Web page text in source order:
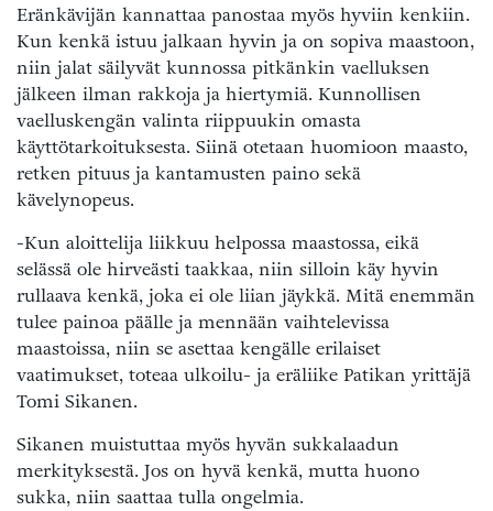
Eränkävijän kannattaa panostaa myös hyviin kenkiin.
Kun kenkä istuu jalkaan hyvin ja on sopiva maastoon,
niin jalat säilyvät kunnossa pitkänkin vaelluksen
jälkeen ilman rakkoja ja hiertymiä. Kunnollisen
vaelluskengän valinta riippuukin omasta
käyttötarkoituksesta. Siinä otetaan huomioon maasto,
retken pituus ja kantamusten paino sekä
kävelynopeus.
-Kun aloittelija liikkuu helpossa maastossa, eikä
selässä ole hirveästi taakkaa, niin silloin käy hyvin
rullaava kenkä, joka ei ole liian jäykkä. Mitä enemmän
tulee painoa päälle ja mennään vaihtelevissa
maastoissa, niin se asettaa kengälle erilaiset
vaatimukset, toteaa ulkoilu- ja eräliike Patikan yrittäjä
Tomi Sikanen.
Sikanen muistuttaa myös hyvän sukkalaadun
merkityksestä. Jos on hyvä kenkä, mutta huono
sukka, niin saattaa tulla ongelmia.